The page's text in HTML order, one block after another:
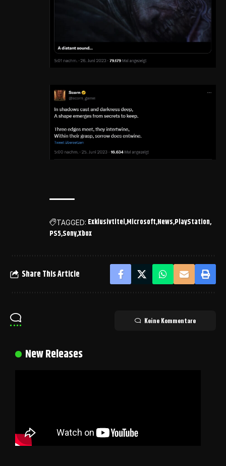
TAGGED: Exklusivtitel Microsoft News PlayStation
PS5 SonyXbox
Share This Article
Keine Kommentare
New Releases